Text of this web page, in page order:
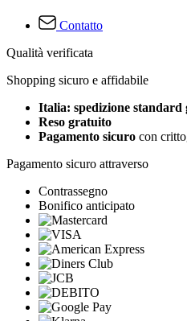
Contatto
Qualità verificata
Shopping sicuro e affidabile
Italia: spedizione standard
Reso gratuito
Pagamento sicuro con
Pagamento sicuro attraverso
Contrassegno
Bonifico anticipato